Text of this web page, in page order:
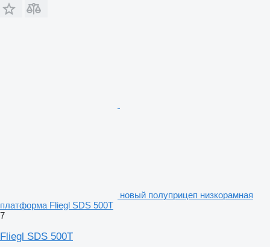
новый полуприцеп низкорамная
платформа Fliegl SDS 500T
7
Fliegl SDS 500T